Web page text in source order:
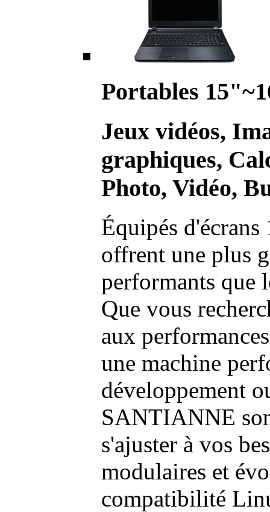
Portables
Jeux vidéos,
graphiques,
Photo, Vidéo,
Équipés
offrent une plus
performants que
Que vous
aux
une machine
développement
SANTIANNE
s'ajuster à vos
modulaires et
compatibilité